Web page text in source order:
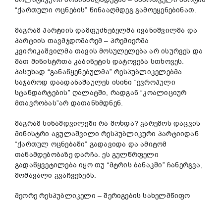
“ქართული ოცნების” წინააღმდეგ გამოეყენებინათ.
მაგრამ პარტიის დამფუძნებელმა ივანიშვილმა და
პარტიის თავმჯდომარემ – პრემიერმა
კვირიკაშვილმა თავის მოსულელება არ ისურვეს და
მათ მინისტრთა კაბინეტის დატოვება სთხოვეს.
პასუხად “განაწყენებულმა” რესპუბლიკელებმა
საჯაროდ დაადანაშაულეს ისინი “ევროპული
სტანდარტების” ღალატში, რადგან “კოალიციურ
მთავრობას”არ დათანხმდნენ.
მაგრამ სინამდვილეში რა მოხდა? გარემოს დაცვის
მინისტრი აგულაშვილი რესპუბლიკური პარტიიდან
“ქართულ ოცნებაში” გადავიდა და ამიტომ
თანამდებობაზე დარჩა. ეს გულწრფელი
გადაწყვეტილება იყო თუ “მტრის ბანაკში” ჩანერგვა,
მომავალი გვაჩვენებს.
მეორე რესპუბლიკელი – შერიგების სახელმწიფო